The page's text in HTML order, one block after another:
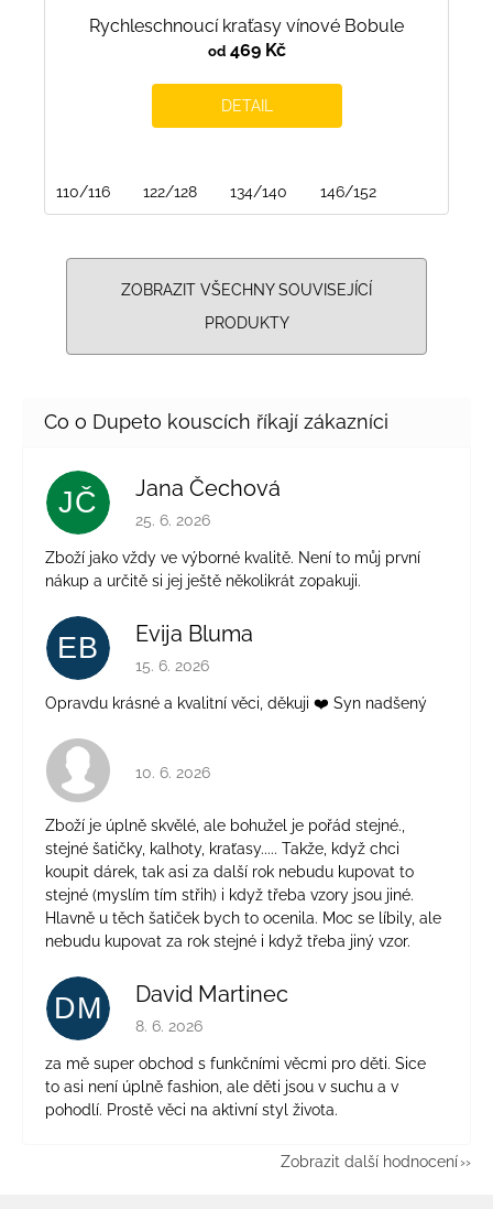
Rychleschnoucí kraťasy vínové Bobule
od469 Kč
DETAIL
110/116 122/128 134/140 146/152
ZOBRAZIT VŠECHNY SOUVISEJÍCÍ
PRODUKTY
JČ Jana Čechová
Hodnocení obchodu je 5 z 5 hvězdiček.
25. 6. 2026
Zboží jako vždy ve výborné kvalitě. Není to můj první
nákup a určitě si jej ještě několikrát zopakuji.
EB Evija Bluma
Hodnocení obchodu je 5 z 5 hvězdiček.
15. 6. 2026
Opravdu krásné a kvalitní věci, děkuji ❤️ Syn nadšený
Hodnocení obchodu je 4 z 5 hvězdiček.
10. 6. 2026
Zboží je úplně skvělé, ale bohužel je pořád stejné.,
stejné šatičky, kalhoty, kraťasy..... Takže, když chci
koupit dárek, tak asi za další rok nebudu kupovat to
stejné (myslím tím střih) i když třeba vzory jsou jiné.
Hlavně u těch šatiček bych to ocenila. Moc se líbily, ale
nebudu kupovat za rok stejné i když třeba jiný vzor.
DM David Martinec
Hodnocení obchodu je 5 z 5 hvězdiček.
8. 6. 2026
za mě super obchod s funkčními věcmi pro děti. Sice
to asi není úplně fashion, ale děti jsou v suchu a v
pohodlí. Prostě věci na aktivní styl života.
Zobrazit další hodnocení